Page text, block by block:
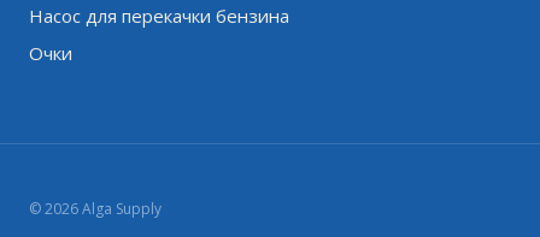
Насос для перекачки бензина
Очки
© 2026 Alga Supply